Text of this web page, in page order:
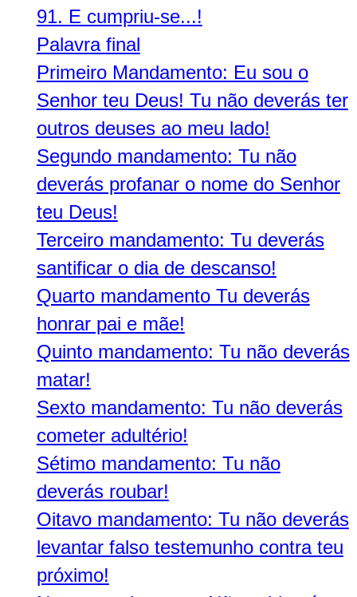
91. E cumpriu-se...!
Palavra final
Primeiro Mandamento: Eu sou o
Senhor teu Deus! Tu não deverás ter
outros deuses ao meu lado!
Segundo mandamento: Tu não
deverás profanar o nome do Senhor
teu Deus!
Terceiro mandamento: Tu deverás
santificar o dia de descanso!
Quarto mandamento Tu deverás
honrar pai e mãe!
Quinto mandamento: Tu não deverás
matar!
Sexto mandamento: Tu não deverás
cometer adultério!
Sétimo mandamento: Tu não
deverás roubar!
Oitavo mandamento: Tu não deverás
levantar falso testemunho contra teu
próximo!